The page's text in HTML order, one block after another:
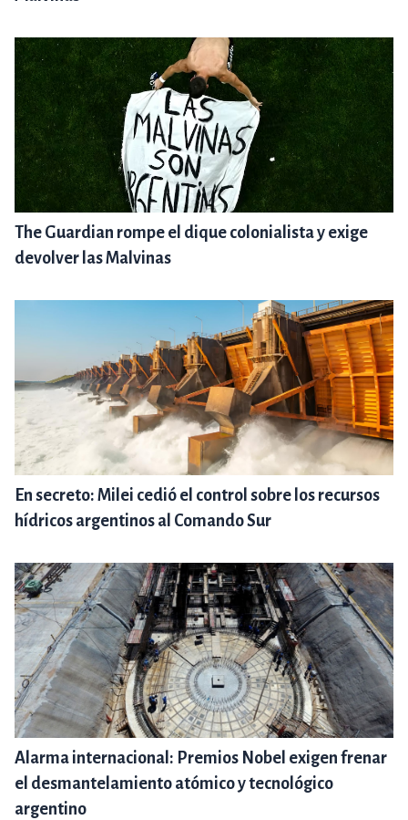
The Guardian rompe el dique colonialista y exige
devolver las Malvinas
En secreto: Milei cedió el control sobre los recursos
hídricos argentinos al Comando Sur
Alarma internacional: Premios Nobel exigen frenar
el desmantelamiento atómico y tecnológico
argentino